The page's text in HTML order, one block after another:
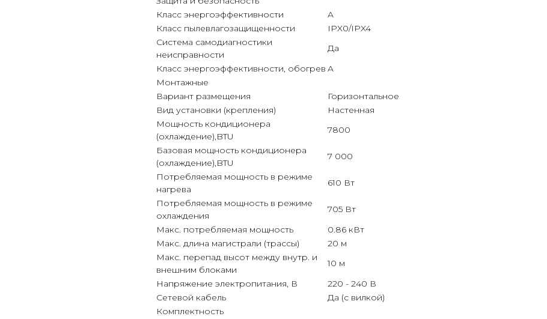
Класс энергоэффективности
A
Класс пылевлагозащищенности
IPX0/IPX4
Система самодиагностики
неисправности
Да
Класс энергоэффективности, обогрев A
Монтажные
Вариант размещения
Горизонтальное
Вид установки (крепления)
Настенная
Мощность кондиционера
(охлаждение),BTU
7800
Базовая мощность кондиционера
(охлаждение),BTU
7 000
Потребляемая мощность в режиме
нагрева
610 Вт
Потребляемая мощность в режиме
охлаждения
705 Вт
Макс. потребляемая мощность
0.86 кВт
Макс. длина магистрали (трассы)
20 м
Макс. перепад высот между внутр. и
внешним блоками
10 м
Напряжение электропитания, В
220 - 240 В
Сетевой кабель
Да (с вилкой)
Комплектность